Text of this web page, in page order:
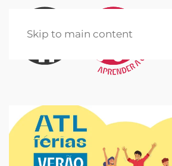
Skip to main content